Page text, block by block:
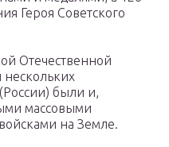
Героя Советского
Отечественной
были и,
массовыми
на Земле.